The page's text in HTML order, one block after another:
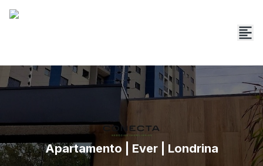
Apartamento | Ever | Londrina